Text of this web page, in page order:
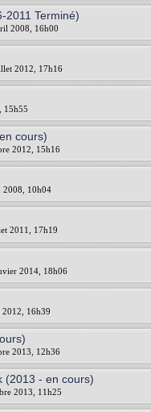
2011 Terminé)
2008, 16h00
2012, 17h16
15h55
cours)
2012, 15h16
2008, 10h04
2011, 17h19
2014, 18h06
2012, 16h39
2013, 12h36
(2013 - en cours)
2013, 11h25